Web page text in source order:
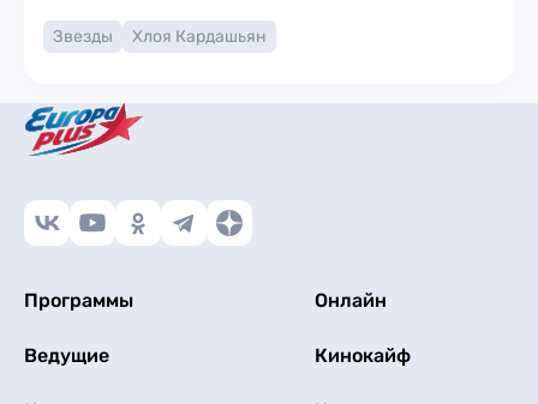
Звезды Хлоя Кардашьян
Программы Онлайн
Ведущие Кинокайф